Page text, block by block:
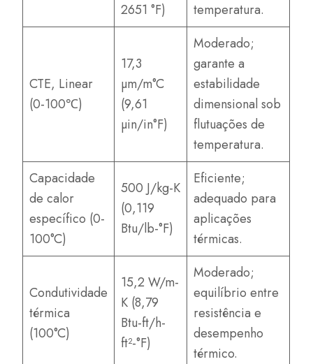
2651 °F)
temperatura.
CTE, Linear
(0-100℃)
17,3
µm/m°C
(9,61
µin/in°F)
Moderado;
garante a
estabilidade
dimensional sob
flutuações de
temperatura.
Capacidade
de calor
específico (0-
100°C)
500 J/kg-K
(0,119
Btu/lb-°F)
Eficiente;
adequado para
aplicações
térmicas.
Condutividade
térmica
(100°C)
15,2 W/m-
K (8,79
Btu-ft/h-
ft²-°F)
Moderado;
equilíbrio entre
resistência e
desempenho
térmico.